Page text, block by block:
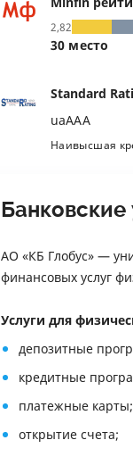
2,82
30 место
Standard
uaAAA
Наивысшая
Банковские
АО «КБ Глобус» —
финансовых услуг
Услуги для
депозитные
кредитные
платежные карты;
открытие счета;